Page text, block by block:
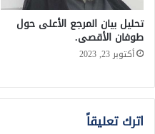
تحليل بيان المرجع الأعلى حول
طوفان الأقصى.
أكتوبر 23, 2023
اترك تعليقاً